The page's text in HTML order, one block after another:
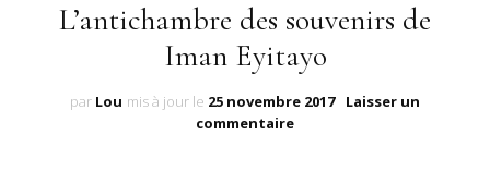
L’antichambre des souvenirs de
Iman Eyitayo
par Lou mis à jour le 25 novembre 2017
Laisser un
commentairesur